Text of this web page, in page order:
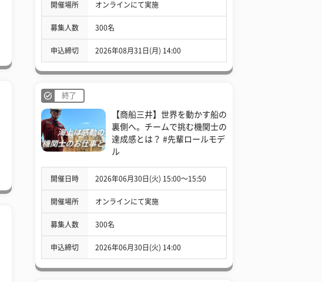
開催場所 オンラインにて実施
募集人数 300名
申込締切 2026年08月31日(月) 14:00
終了
【商船三井】世界を動かす船の
裏側へ。チームで挑む機関士の
達成感とは？ #先輩ロールモデ
ル
開催日時 2026年06月30日(火) 15:00〜15:50
開催場所 オンラインにて実施
募集人数 300名
申込締切 2026年06月30日(火) 14:00